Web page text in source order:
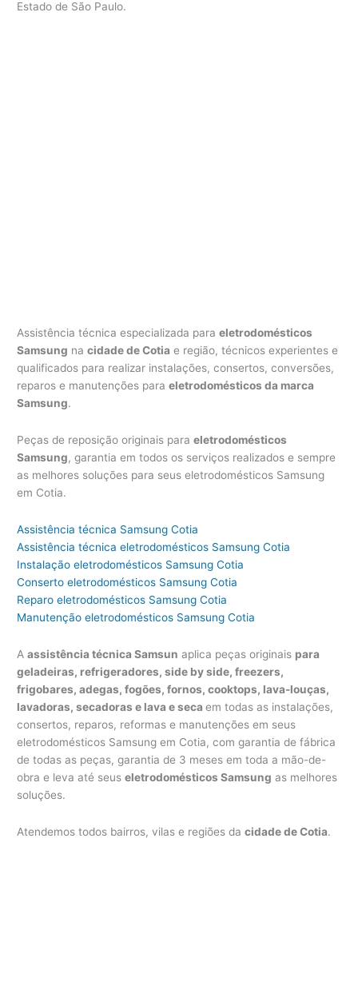
Estado de São Paulo.
Assistência técnica especializada paraeletrodomésticos
Samsung nacidade de Cotia e região, técnicos experientes e
qualificados para realizar instalações, consertos, conversões,
reparos e manutenções paraeletrodomésticos da marca
Samsung.
Peças de reposição originais paraeletrodomésticos
Samsung, garantia em todos os serviços realizados e sempre
as melhores soluções para seus eletrodomésticos Samsung
em Cotia.
Assistência técnica Samsung Cotia
Assistência técnica eletrodomésticos Samsung Cotia
Instalação eletrodomésticos Samsung Cotia
Conserto eletrodomésticos Samsung Cotia
Reparo eletrodomésticos Samsung Cotia
Manutenção eletrodomésticos Samsung Cotia
Aassistência técnica Samsun aplica peças originais para
geladeiras, refrigeradores, side by side, freezers,
frigobares, adegas, fogões, fornos, cooktops, lava-louças,
lavadoras, secadoras e lava e secaem todas as instalações,
consertos, reparos, reformas e manutenções em seus
eletrodomésticos Samsung em Cotia, com garantia de fábrica
de todas as peças, garantia de 3 meses em toda a mão-de-
obra e leva até seuseletrodomésticos Samsung as melhores
soluções.
Atendemos todos bairros, vilas e regiões dacidade de Cotia.